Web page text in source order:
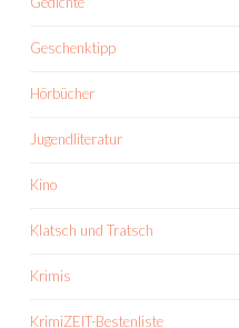
Geschenktipp
Hörbücher
Jugendliteratur
Kino
Klatsch und Tratsch
Krimis
KrimiZEIT-Bestenliste